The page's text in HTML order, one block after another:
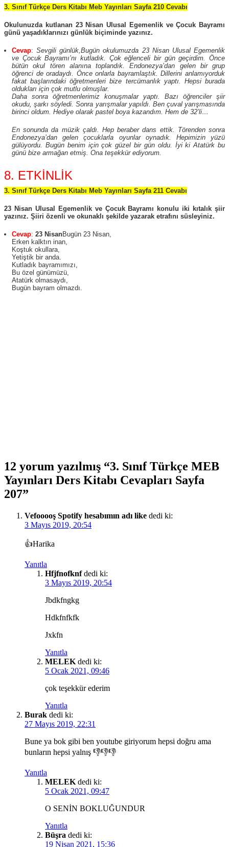
3. Sınıf Türkçe Ders Kitabı Meb Yayınları Sayfa 210 Cevabı
Okulunuzda kutlanan 23 Nisan Ulusal Egemenlik ve Çocuk Bayramı
günü yaşadıklarınızı günlük biçiminde yazınız.
Cevap:Sevgili günlük,Bugün okulumuzda 23 Nisan Ulusal Egemenlik
ve Çocuk Bayramı’nı kutladık. Çok eğlenceli bir gün geçirdim. Önce
bütün okul tören alanına toplandık. Endonezya’dan gelen bir grup
öğrenci de oradaydı. Önce onlarla bayramlaştık. Dillerini anlamıyorduk
fakat başlarındaki öğretmenleri bize tercümanlık yaptı. Hepsi burada
oldukları için çok mutlu olmuşlar.
Daha sonra öğretmenlerimiz konuşmalar yaptı. Bazı öğrenciler şiir
okudu, şarkı söyledi. Sonra yarışmalar yapıldı. Ben çuval yarışmasında
birinci oldum. Hediye olarak pastel boya kazandım. Hem de 32’li…
En sonunda da müzik çaldı. Hep beraber dans ettik. Törenden sonra
Endonezya’dan gelen çocuklarla oyunlar oynadık. Hepimizin yüzü
gülüyordu. Bugün benim için çok güzel bir gün oldu. İyi ki Atatürk bu
günü bize armağan etmiş. Ona teşekkür ediyorum.
8. ETKİNLİK
3. Sınıf Türkçe Ders Kitabı Meb Yayınları Sayfa 211 Cevabı
23 Nisan Ulusal Egemenlik ve Çocuk Bayramı konulu iki kıtalık şiir
yazınız. Şiiri özenli ve okunaklı şekilde yazarak etrafını süsleyiniz.
Cevap: 23 NisanBugün 23 Nisan,
Erken kalktın inan,
Koştuk okullara,
Yetiştik bir anda.
Kutladık bayramımızı,
Bu özel günümüzü,
Atatürk olmasaydı,
Bugün bayram olmazdı.
12 yorum yazılmış “3. Sınıf Türkçe MEB
Yayınları Ders Kitabı Cevapları Sayfa
207”
Vefooooş Spotify hesabımın adı like dedi ki:
3 Mayıs 2019, 20:54
👍Harika
Yanıtla
Hfjfnofknf dedi ki:
3 Mayıs 2019, 20:54
Jbdkfngkg
Hdkfnfkfk
Jxkfn
Yanıtla
MELEK dedi ki:
5 Ocak 2021, 09:46
çok teşekkür ederim
Yanıtla
Burak dedi ki:
27 Mayıs 2019, 22:31
Bune ya bok gibi ben youtube giriyorum hepsi doğru ama
bunların hepsi yalnış 👎👎👎
Yanıtla
MELEK dedi ki:
5 Ocak 2021, 09:47
O SENİN BOKLUĞUNDUR
Yanıtla
Büşra dedi ki:
19 Nisan 2021, 15:36